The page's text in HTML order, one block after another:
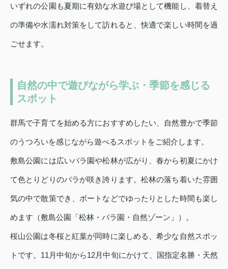
いずれの公園も夏期に有効な水遊び場として機能し、着替え
の準備や水濡れ対策をして訪れると、快適で楽しい時間を過
ごせます。
自然の中で遊びながら学ぶ・季節を感じる
スポット
群馬で子育てを始める方におすすめしたい、自然豊かで季節
のうつろいを感じながら遊べるスポットをご紹介します。
敷島公園には広いバラ園や松林が広がり、春から初夏にかけ
て色とりどりのバラが咲き誇ります。松林の落ち着いた雰囲
気の中で散策でき、ボートなどでゆったりとした時間も楽し
めます（敷島公園「松林・バラ園・自然ゾーン」）。
桜山公園は冬桜と紅葉が同時に楽しめる、希少な自然スポッ
トです。11月中旬から12月中旬にかけて、国指定名勝・天然